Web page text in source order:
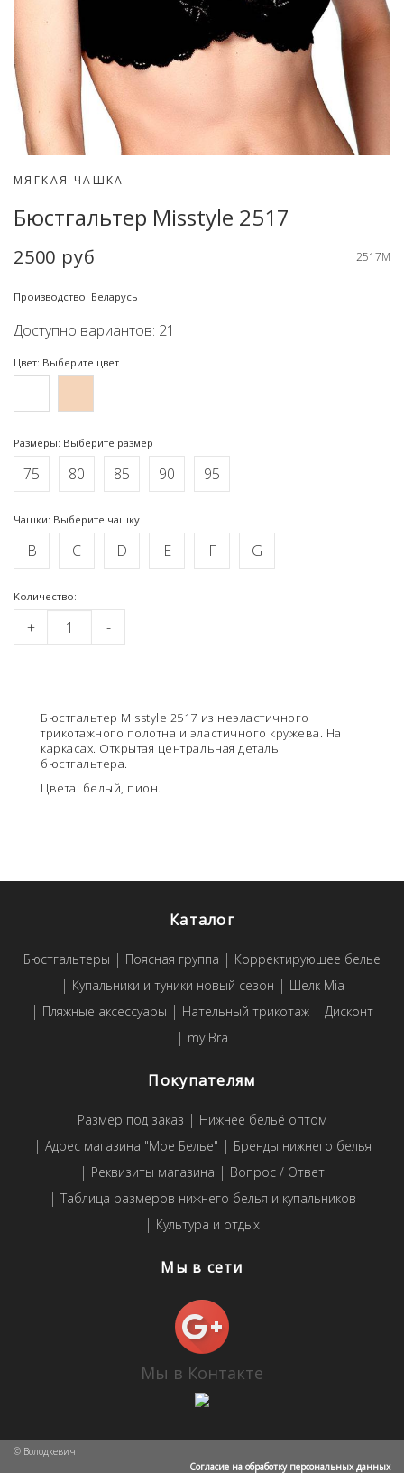
МЯГКАЯ ЧАШКА
Бюстгальтер Misstyle 2517
2500 руб 2517M
Производство: Беларусь
Доступно вариантов: 21
Цвет: Выберите цвет
Размеры: Выберите размер
75 80 85 90 95
Чашки: Выберите чашку
B C D E F G
Kоличество:
+ -
Бюстгальтер Misstyle 2517 из неэластичного
трикотажного полотна и эластичного кружева. На
каркасах. Открытая центральная деталь
бюстгальтера.
Цвета: белый, пион.
Каталог
Бюстгальтеры Поясная группа
Корректирующее белье
Купальники и туники новый сезон
Шелк Mia
Пляжные аксессуары
Нательный трикотаж
Дисконт
my Bra
Покупателям
Размер под заказ
Нижнее бельё оптом
Адрес магазина "Мое Белье"
Бренды нижнего белья
Реквизиты магазина
Вопрос / Ответ
Таблица размеров нижнего белья и купальников
Культура и отдых
Мы в сети
Мы в Контакте
© Володкевич
Согласие на обработку персональных данных